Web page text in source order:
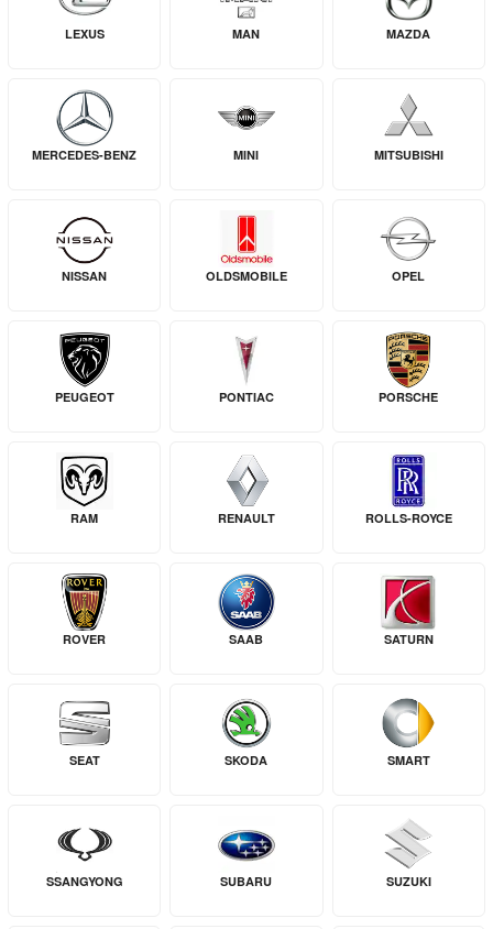
LEXUS MAN MAZDA
MERCEDES-BENZ MINI MITSUBISHI
NISSAN OLDSMOBILE OPEL
PEUGEOT PONTIAC PORSCHE
RAM RENAULT ROLLS-ROYCE
ROVER SAAB SATURN
SEAT SKODA SMART
SSANGYONG SUBARU SUZUKI